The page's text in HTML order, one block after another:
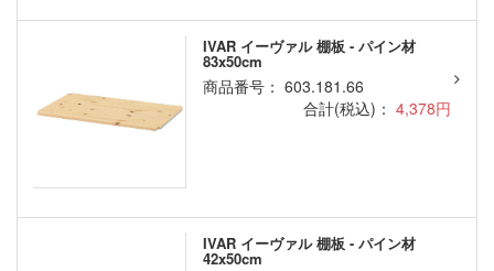
IVAR イーヴァル 棚板 - パイン材
83x50cm
商品番号： 603.181.66
合計(税込)： 4,378円
IVAR イーヴァル 棚板 - パイン材
42x50cm